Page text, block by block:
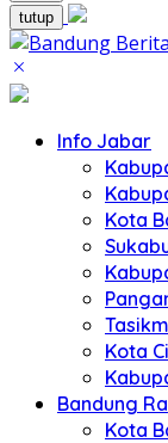
tutup
Info Jabar
Kota
Kota
Bandung
Kota